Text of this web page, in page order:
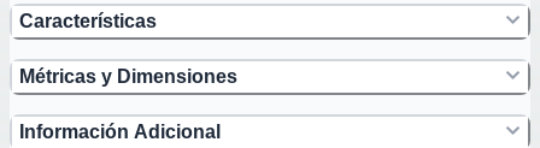
Características
Métricas y Dimensiones
Información Adicional